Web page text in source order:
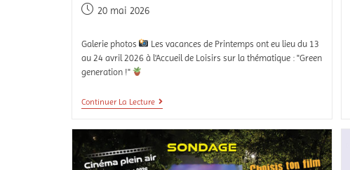
20 mai 2026
Galerie photos
Les vacances de Printemps ont eu lieu du 13
au 24 avril 2026 à l'Accueil de Loisirs sur la thématique : "Green
generation !"
Continuer La Lecture